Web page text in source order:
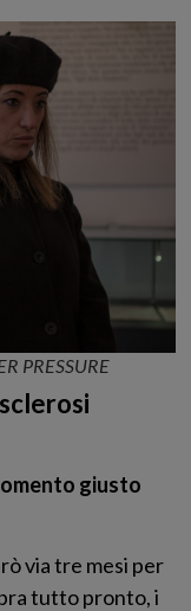
PRESSURE
giusto
via tre mesi per
tutto pronto, i